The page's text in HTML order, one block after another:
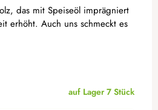
auf Lager 7 Stück
das mit Speiseöl imprägniert
erhöht. Auch uns schmeckt es